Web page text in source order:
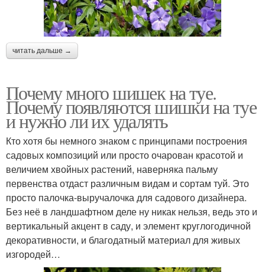
читать дальше →
Почему много шишек на туе.
Почему появляются шишки на туе
и нужно ли их удалять
Кто хотя бы немного знаком с принципами построения
садовых композиций или просто очарован красотой и
величием хвойных растений, наверняка пальму
первенства отдаст различным видам и сортам туй. Это
просто палочка-выручалочка для садового дизайнера.
Без неё в ландшафтном деле ну никак нельзя, ведь это и
вертикальный акцент в саду, и элемент круглогодичной
декоративности, и благодатный материал для живых
изгородей…